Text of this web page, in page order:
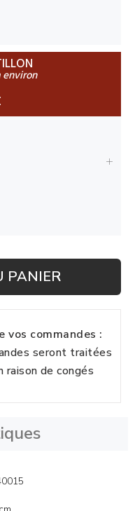
environ
PANIER
vos commandes :
seront traitées
de congés